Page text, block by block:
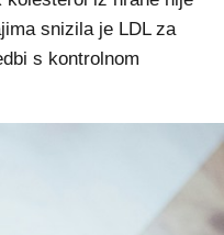
snizila je LDL za
s kontrolnom